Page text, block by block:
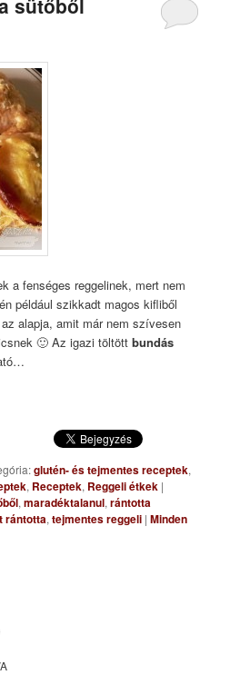
sütőből
a fenséges reggelinek, mert nem
például szikkadt magos kifliből
alapja, amit már nem szívesen
🙂 Az igazi töltöttbundás
glutén- és tejmentes receptek,
, Receptek, Reggeli étkek |
,maradéktalanul,rántotta
rántotta,tejmentes reggeli |Minden